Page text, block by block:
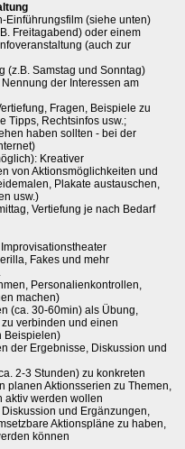
Einführungsfilm (siehe unten)
Freitagabend) oder einem
(auch zur
(z.B. Samstag und Sonntag)
der Interessen am
Fragen, Beispiele zu
Tipps, Rechtsinfos usw.;
haben sollten - bei der
Kreativer
von Aktionsmöglichkeiten und
Plakate austauschen,
usw.)
Vertiefung je nach Bedarf
Fakes und mehr
Personalienkontrollen,
machen)
(ca. 30-60min) als Übung,
verbinden und einen
Beispielen)
der Ergebnisse, Diskussion und
2-3 Stunden) zu konkreten
planen Aktionsserien zu Themen,
aktiv werden wollen
und Ergänzungen,
Aktionspläne zu haben,
können